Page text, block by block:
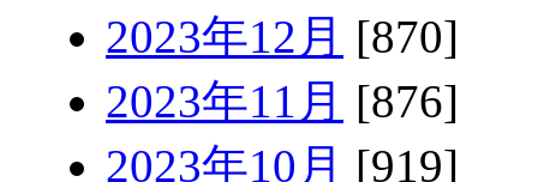
2023年12月 [870]
2023年11月 [876]
2023年10月 [919]